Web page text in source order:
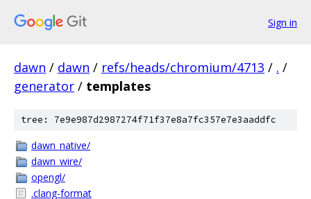
Sign in
dawn / dawn / refs/heads/chromium/4713 / . /
generator / templates
tree: 7e9e987d2987274f71f37e8a7fc357e7e3aaddfc
dawn_native/
dawn_wire/
opengl/
.clang-format